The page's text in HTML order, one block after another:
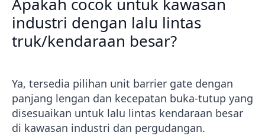
Apakah cocok untuk kawasan
industri dengan lalu lintas
truk/kendaraan besar?
Ya, tersedia pilihan unit barrier gate dengan
panjang lengan dan kecepatan buka-tutup yang
disesuaikan untuk lalu lintas kendaraan besar
di kawasan industri dan pergudangan.